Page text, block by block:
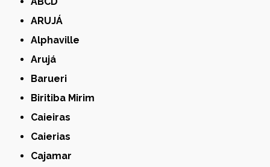
ARUJÁ
Alphaville
Arujá
Barueri
Biritiba Mirim
Caieiras
Caierias
Cajamar